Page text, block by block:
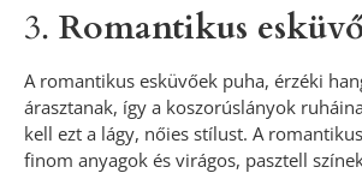
3. Romantikus
A romantikus esküvőek puha, érzéki
árasztanak, így a koszorúslányok
kell ezt a lágy, nőies stílust. A
finom anyagok és virágos, pasztell